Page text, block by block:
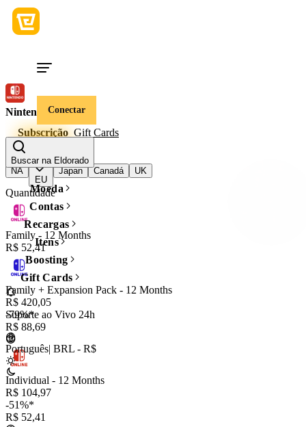
Conectar
Buscar na Eldorado
Moeda
Contas
Recargas
Itens
Boosting
Gift Cards
Suporte ao Vivo 24h
Português| BRL - R$
Nintendo
Subscrição Gift Cards
Região do jogo
NA
EU
Japan Canadá UK
Quantidade
Family - 12 Months
R$ 52,41
Family + Expansion Pack - 12 Months
R$ 420,05
-79%*
R$ 88,69
Individual - 12 Months
R$ 104,97
-51%*
R$ 52,41